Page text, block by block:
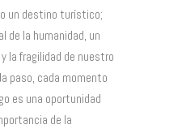
un destino turístico;
de la humanidad, un
la fragilidad de nuestro
paso, cada momento
es una oportunidad
de la